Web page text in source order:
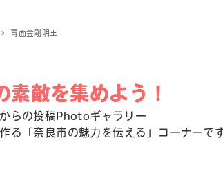
青面金剛明王
素敵を集めよう！
らの投稿Photoギャラリー
る「奈良市の魅力を伝える」コーナーです